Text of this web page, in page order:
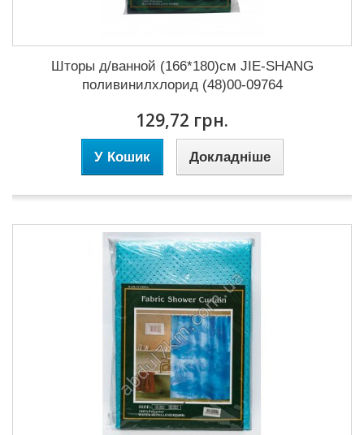
Шторы д/ванной (166*180)см JIE-SHANG
поливинилхлорид (48)00-09764
129,72 грн.
У Кошик Докладніше